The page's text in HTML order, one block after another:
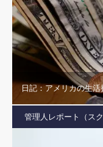
日記：アメリカの生
管理人レポート（スク